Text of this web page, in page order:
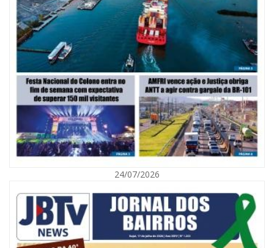
05/08/2026 | 07:00
Viva Praia terá edição especial de Dia dos Pais com atrações para toda a
NAVEGANTES
24/07/2026